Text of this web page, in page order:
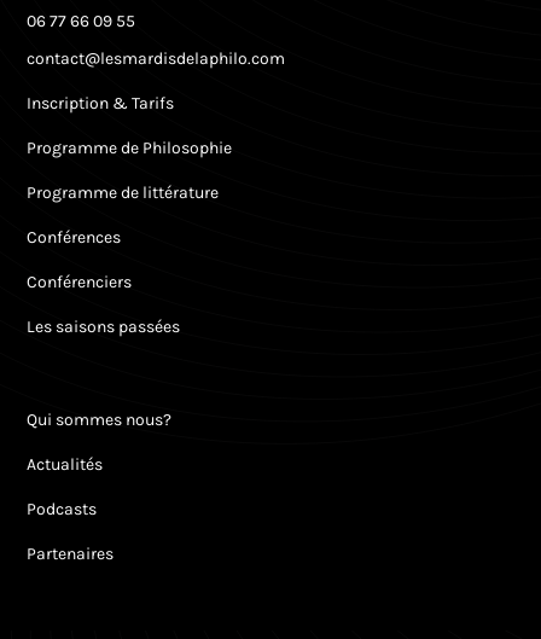
06 77 66 09 55
contact@lesmardisdelaphilo.com
Inscription & Tarifs
Programme de Philosophie
Programme de littérature
Conférences
Conférenciers
Les saisons passées
Qui sommes nous?
Actualités
Podcasts
Partenaires